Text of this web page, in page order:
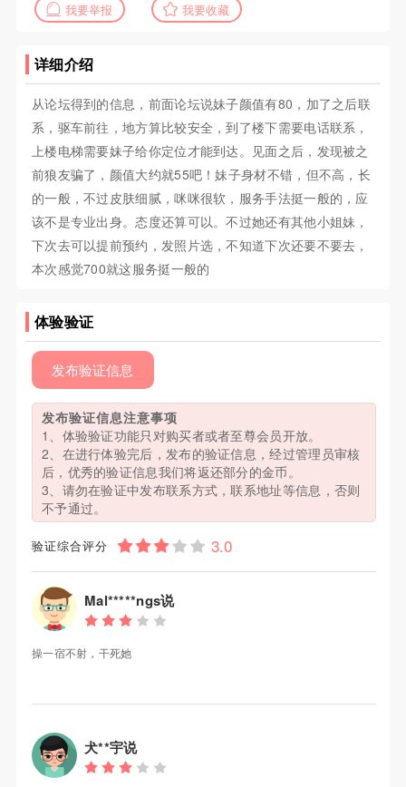
我要举报 我要收藏
详细介绍
从论坛得到的信息，前面论坛说妹子颜值有80，加了之后联
系，驱车前往，地方算比较安全，到了楼下需要电话联系，
上楼电梯需要妹子给你定位才能到达。见面之后，发现被之
前狼友骗了，颜值大约就55吧！妹子身材不错，但不高，长
的一般，不过皮肤细腻，咪咪很软，服务手法挺一般的，应
该不是专业出身。态度还算可以。不过她还有其他小姐妹，
下次去可以提前预约，发照片选，不知道下次还要不要去，
本次感觉700就这服务挺一般的
体验验证
发布验证信息
发布验证信息注意事项
1、体验验证功能只对购买者或者至尊会员开放。
2、在进行体验完后，发布的验证信息，经过管理员审核
后，优秀的验证信息我们将返还部分的金币。
3、请勿在验证中发布联系方式，联系地址等信息，否则
不予通过。
验证综合评分
Mal*****ngs说
操一宿不射，干死她
犬**宇说